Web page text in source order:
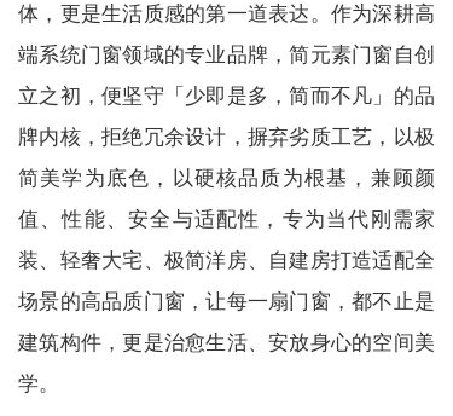
体，更是生活质感的第一道表达。作为深耕高
端系统门窗领域的专业品牌，简元素门窗自创
立之初，便坚守「少即是多，简而不凡」的品
牌内核，拒绝冗余设计，摒弃劣质工艺，以极
简美学为底色，以硬核品质为根基，兼顾颜
值、性能、安全与适配性，专为当代刚需家
装、轻奢大宅、极简洋房、自建房打造适配全
场景的高品质门窗，让每一扇门窗，都不止是
建筑构件，更是治愈生活、安放身心的空间美
学。